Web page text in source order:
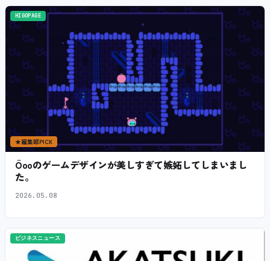
HIGOPAGE
★編集部PICK
Öooのゲームデザインが美しすぎて嫉妬してしまいまし
た。
2026.05.08
ビジネスニュース